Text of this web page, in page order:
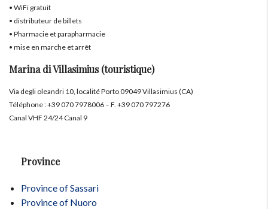
• WiFi gratuit
• distributeur de billets
• Pharmacie et parapharmacie
• mise en marche et arrêt
Marina di Villasimius (touristique)
Via degli oleandri 10, localité Porto 09049 Villasimius (CA)
Téléphone : +39 070 7978006 – F. +39 070 797276
Canal VHF 24/24 Canal 9
Province
Province of Sassari
Province of Nuoro